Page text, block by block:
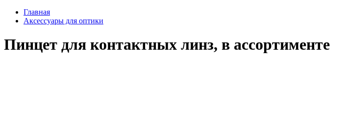
Главная
Аксессуары для оптики
Пинцет для контактных линз, в ассортименте